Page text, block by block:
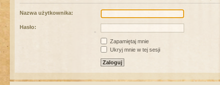
Nazwa użytkownika:
Hasło:
Zapamiętaj mnie
Ukryj mnie w tej sesji